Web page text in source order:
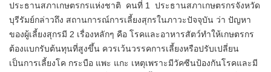
ประธานสภาเกษตรกรแห่งชาติ คนที่ 1 ประธานสภาเกษตรกรจังหวัด
บุรีรัมย์กล่าวถึง สถานการณ์การเลี้ยงสุกรในภาวะปัจจุบัน ว่า ปัญหา
ของผู้เลี้ยงสุกรมี 2 เรื่องหลักๆ คือ โรคและอาหารสัตว์ทำให้เกษตรกร
ต้องแบกรับต้นทุนที่สูงขึ้น ควรเว้นวรรคการเลี้ยงหรือปรับเปลี่ยน
เป็นการเลี้ยงโค กระบือ แพะ แกะ เหตุเพราะมีวัคซีนป้องกันโรคและมี